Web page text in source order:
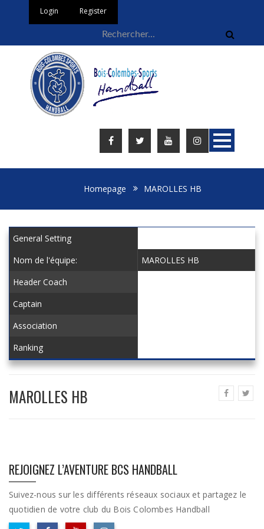
Login Register
Homepage MAROLLES HB
General Setting
Nom de l'équipe:
MAROLLES HB
Header Coach
Captain
Association
Ranking
MAROLLES HB
REJOIGNEZ L’AVENTURE BCS HANDBALL
Suivez-nous sur les différents réseaux sociaux et partagez le
quotidien de votre club du Bois Colombes Handball